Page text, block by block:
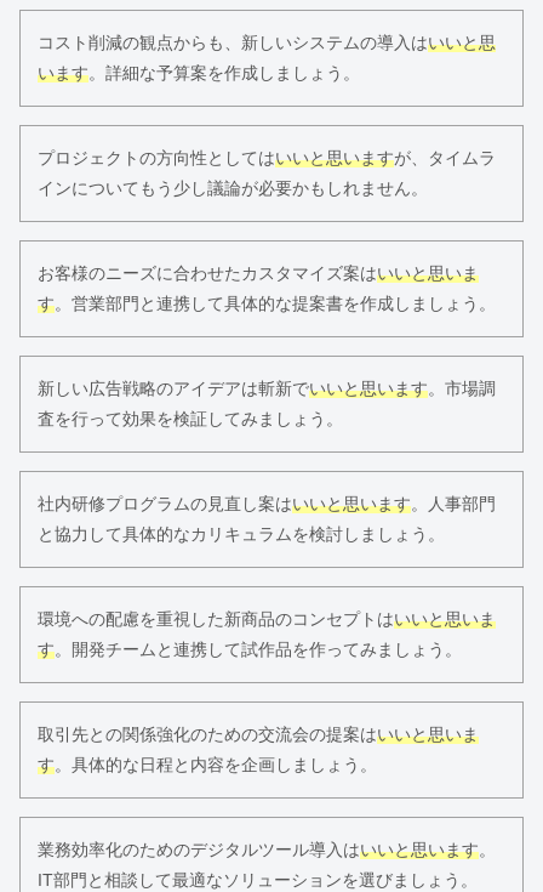
コスト削減の観点からも、新しいシステムの導入はいいと思
います。詳細な予算案を作成しましょう。
プロジェクトの方向性としてはいいと思いますが、タイムラ
インについてもう少し議論が必要かもしれません。
お客様のニーズに合わせたカスタマイズ案はいいと思いま
す。営業部門と連携して具体的な提案書を作成しましょう。
新しい広告戦略のアイデアは斬新でいいと思います。市場調
査を行って効果を検証してみましょう。
社内研修プログラムの見直し案はいいと思います。人事部門
と協力して具体的なカリキュラムを検討しましょう。
環境への配慮を重視した新商品のコンセプトはいいと思いま
す。開発チームと連携して試作品を作ってみましょう。
取引先との関係強化のための交流会の提案はいいと思いま
す。具体的な日程と内容を企画しましょう。
業務効率化のためのデジタルツール導入はいいと思います。
IT部門と相談して最適なソリューションを選びましょう。